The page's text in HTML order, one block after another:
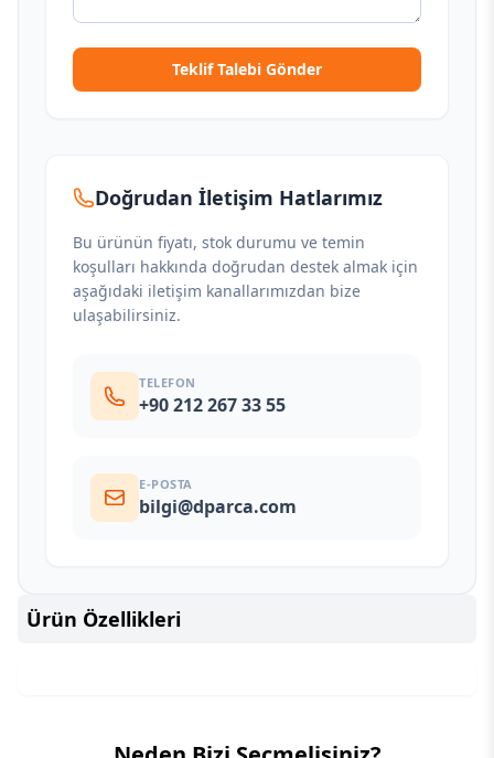
Teklif Talebi Gönder
Doğrudan İletişim Hatlarımız
Bu ürünün fiyatı, stok durumu ve temin
koşulları hakkında doğrudan destek almak için
aşağıdaki iletişim kanallarımızdan bize
ulaşabilirsiniz.
TELEFON
+90 212 267 33 55
E-POSTA
bilgi@dparca.com
Ürün Özellikleri